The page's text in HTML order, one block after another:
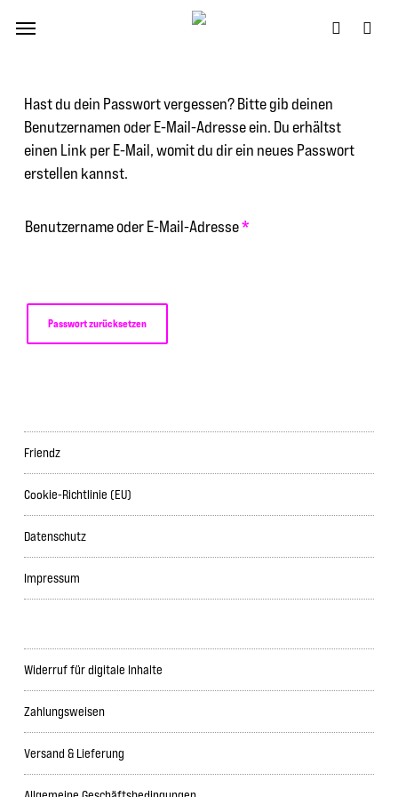
account
Menu
Hast du dein Passwort vergessen? Bitte gib deinen
Benutzernamen oder E-Mail-Adresse ein. Du erhältst
einen Link per E-Mail, womit du dir ein neues Passwort
erstellen kannst.
Benutzername oder E-Mail-Adresse*Erforderlich
Passwort zurücksetzen
Widerruf für digitale Inhalte
Zahlungsweisen
Versand & Lieferung
Friendz
Cookie-Richtlinie (EU)
Datenschutz
Impressum